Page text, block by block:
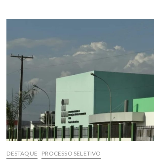
para
do
novo
Processo
Seletivo
2024
DESTAQUE PROCESSO SELETIVO